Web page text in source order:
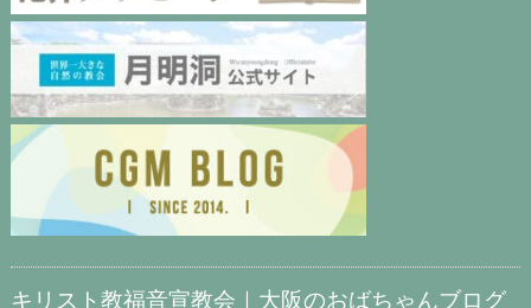
キリスト教福音宣教会｜大阪のおばちゃんブログ